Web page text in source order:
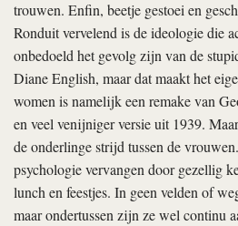
trouwen. Enfin, beetje gestoei en
Ronduit vervelend is de ideologie die
onbedoeld het gevolg zijn van de
Diane English, maar dat maakt het
womenis namelijk een remake van
en veel venijniger versie uit 1939.
de onderlinge strijd tussen de
psychologie vervangen door gezellig
lunch en feestjes. In geen velden of
maar ondertussen zijn ze wel continu